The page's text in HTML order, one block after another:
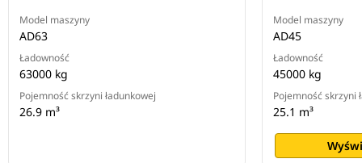
Model maszyny
AD63
Ładowność
63000 kg
Pojemność skrzyni ładunkowej
26.9 m³
Model maszyny
AD45
Ładowność
45000 kg
Pojemność skrzyni
25.1 m³